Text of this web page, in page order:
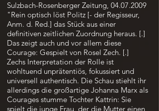
Sulzbach-Rosenberger Zeitung, 04.07.2009
"Rein optisch löst Politz [- der Regisseur,
Anm. d. Red.] das Stück aus einer
definitiven zeitlichen Zuordnung heraus. [.]
Das zeigt auch und vor allem diese
Courage: Gespielt von Rosel Zech. [.]
Zechs Interpretation der Rolle ist
wohltuend unprätentiös, fokussiert und
universell authentisch. Die Schau stiehlt ihr
allerdings die großartige Johanna Marx als
Courages stumme Tochter Kattrin: Sie
spielt die junge Frau, der die Mutter einen